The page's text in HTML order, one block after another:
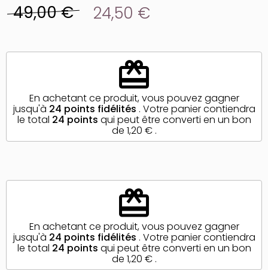
49,00 € 24,50 €
redeem
En achetant ce produit, vous pouvez gagner
jusqu'à 24 points fidélités . Votre panier contiendra
le total 24 points qui peut être converti en un bon
de 1,20 €.
redeem
En achetant ce produit, vous pouvez gagner
jusqu'à 24 points fidélités . Votre panier contiendra
le total 24 points qui peut être converti en un bon
de 1,20 €.